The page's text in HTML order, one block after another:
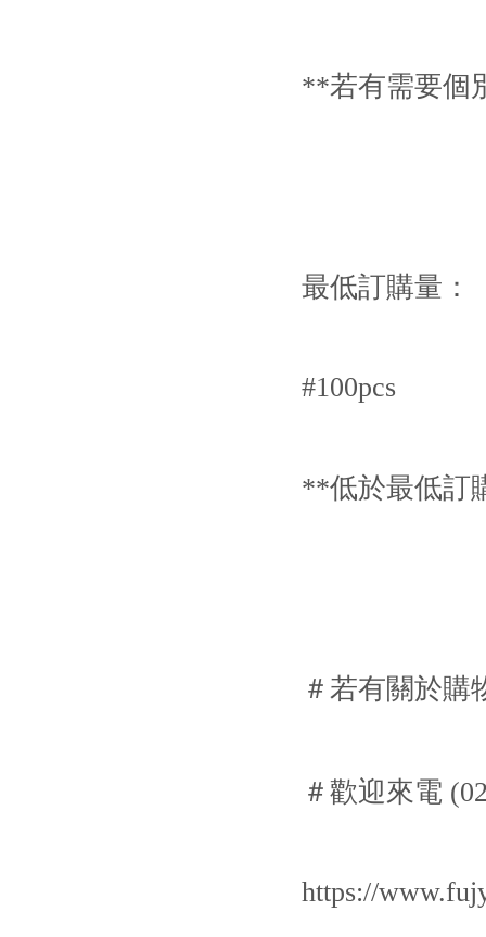
**若有需要個
最低訂購量：
#100pcs
**低於最低訂
＃若有關於購
＃歡迎來電
https://